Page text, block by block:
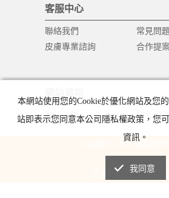
客服中心
聯絡我們
皮膚專業諮詢
常見問
合作提
防止詐騙 隱私權
Copyright © 2018 健業生技
手機版 | 電腦
本網站使用您的Cookie於優化網站及您
站即表示您同意本公司隱私權政策，您
資訊。
我同意